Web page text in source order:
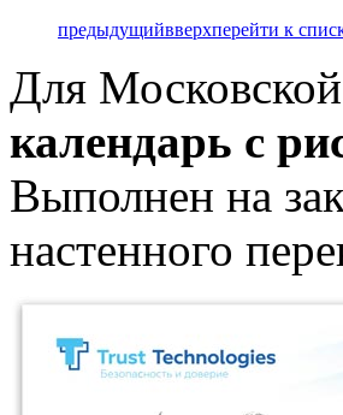
предыдущийвверхперейти к
Для
календарь с
Выполнен на
настенного